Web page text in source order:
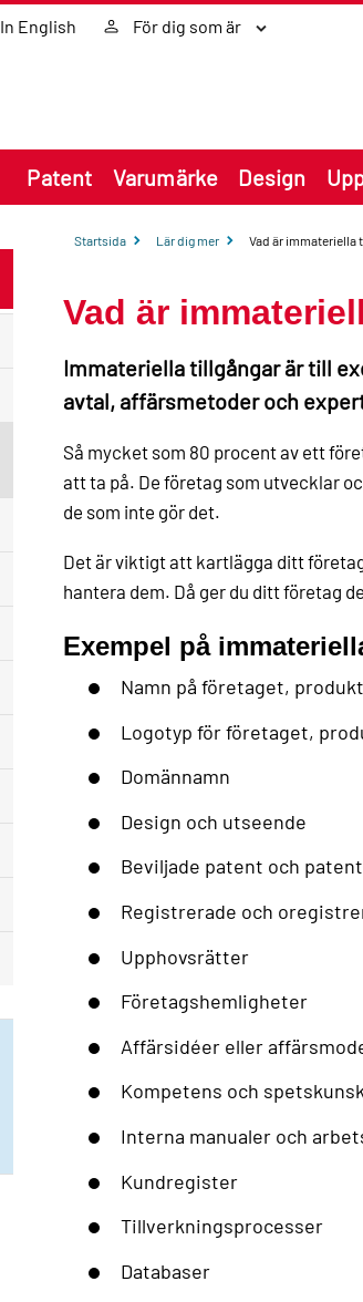
In English För dig som är
Patent Varumärke Design
Startsida Lär dig mer
Vad är immateriella
Vad är
Immateriella tillgångar är till
avtal, affärsmetoder och
Så mycket som 80 procent av ett
att ta på. De företag som utvecklar
de som inte gör det.
Det är viktigt att kartlägga ditt
hantera dem. Då ger du ditt företag
Exempel på
Namn på företaget,
Logotyp för företaget,
Domännamn
Design och utseende
Beviljade patent och
Registrerade och
Upphovsrätter
Företagshemligheter
Affärsidéer eller
Kompetens och
Interna manualer och
Kundregister
Tillverkningsprocesser
Databaser